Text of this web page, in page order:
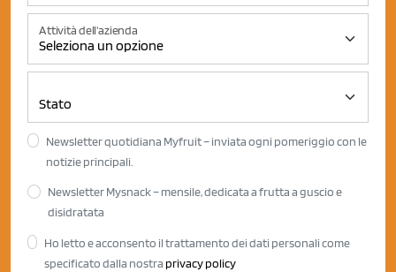
Attività dell'azienda
Newsletter quotidiana Myfruit – inviata ogni pomeriggio con le
notizie principali.
Newsletter Mysnack – mensile, dedicata a frutta a guscio e
disidratata
Ho letto e acconsento il trattamento dei dati personali come
specificato dalla nostra privacy policy